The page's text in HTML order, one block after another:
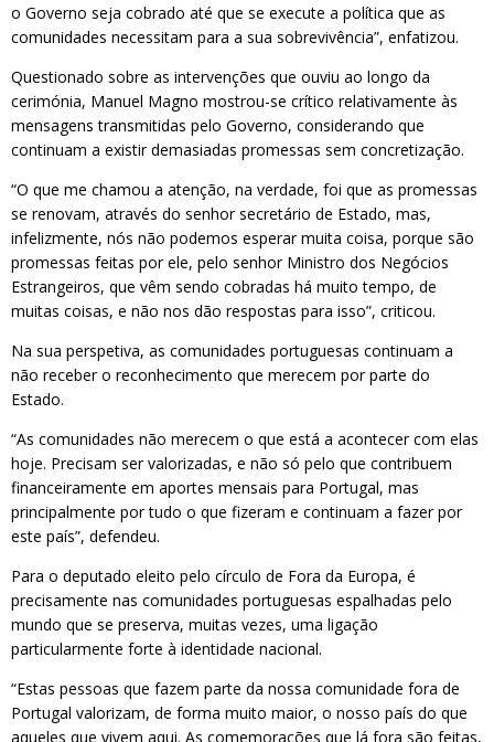
o Governo seja cobrado até que se execute a política que as
comunidades necessitam para a sua sobrevivência”, enfatizou.
Questionado sobre as intervenções que ouviu ao longo da
cerimónia, Manuel Magno mostrou-se crítico relativamente às
mensagens transmitidas pelo Governo, considerando que
continuam a existir demasiadas promessas sem concretização.
“O que me chamou a atenção, na verdade, foi que as promessas
se renovam, através do senhor secretário de Estado, mas,
infelizmente, nós não podemos esperar muita coisa, porque são
promessas feitas por ele, pelo senhor Ministro dos Negócios
Estrangeiros, que vêm sendo cobradas há muito tempo, de
muitas coisas, e não nos dão respostas para isso”, criticou.
Na sua perspetiva, as comunidades portuguesas continuam a
não receber o reconhecimento que merecem por parte do
Estado.
“As comunidades não merecem o que está a acontecer com elas
hoje. Precisam ser valorizadas, e não só pelo que contribuem
financeiramente em aportes mensais para Portugal, mas
principalmente por tudo o que fizeram e continuam a fazer por
este país”, defendeu.
Para o deputado eleito pelo círculo de Fora da Europa, é
precisamente nas comunidades portuguesas espalhadas pelo
mundo que se preserva, muitas vezes, uma ligação
particularmente forte à identidade nacional.
“Estas pessoas que fazem parte da nossa comunidade fora de
Portugal valorizam, de forma muito maior, o nosso país do que
aqueles que vivem aqui. As comemorações que lá fora são feitas,